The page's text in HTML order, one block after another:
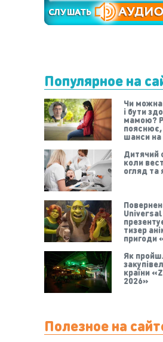
Популярное на
Чи можна
і бути
мамою?
пояснює,
шанси на
Дитячий
коли
огляд та
тизер
пригоди
Як
країни
2026»
Полезное на